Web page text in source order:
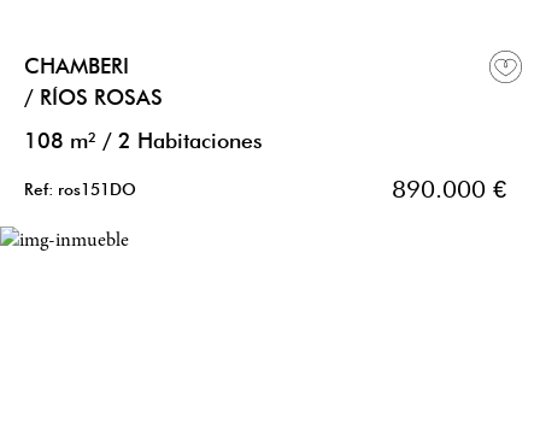
CHAMBERI
/ RÍOS ROSAS
108 m² / 2 Habitaciones
Ref: ros151DO 890.000 €